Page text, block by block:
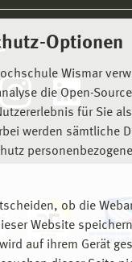
Optionen
Wismar
die Open-
für Sie
werden sämtliche
ob die
Website
auf ihrem Gerät